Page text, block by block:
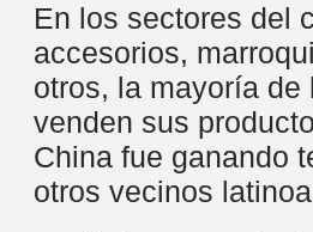
En los sectores del
accesorios,
otros, la mayoría
venden sus
China fue ganando
otros vecinos